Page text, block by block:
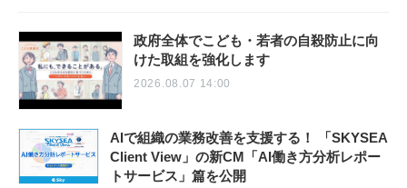
政府全体でこども・若者の自殺防止に向
けた取組を強化します
2026.08.07 14:00
AIで組織の業務改善を支援する！ 「SKYSEA
Client View」の新CM「AI働き方分析レポー
トサービス」篇を公開